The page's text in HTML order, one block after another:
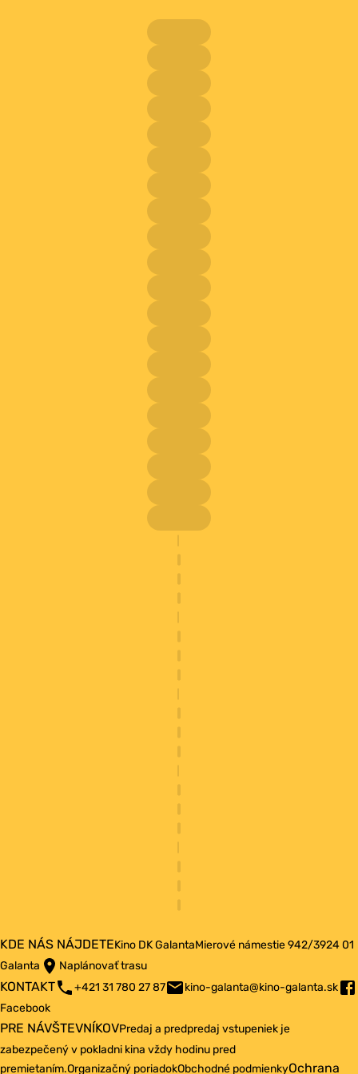
KDE NÁS NÁJDETEKino DK GalantaMierové námestie 942/3924 01
Galanta
Naplánovať trasu
KONTAKT +421 31 780 27 87
kino-galanta@kino-galanta.sk
Facebook
PRE NÁVŠTEVNÍKOVPredaj a predpredaj vstupeniek je
zabezpečený v pokladni kina vždy hodinu pred
premietaním.Organizačný poriadokObchodné podmienkyOchrana